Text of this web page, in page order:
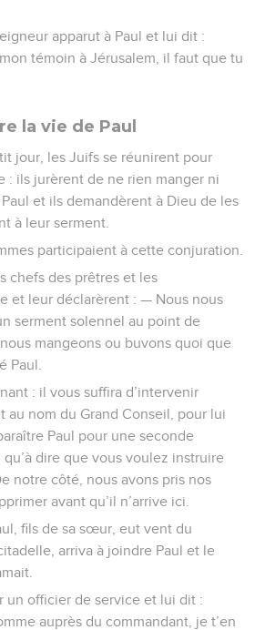
apparut à Paul et lui dit :
témoin à Jérusalem, il faut que tu
la vie de Paul
jour, les Juifs se réunirent pour
: ils jurèrent de ne rien manger ni
et ils demandèrent à Dieu de les
à leur serment.
participaient à cette conjuration.
chefs des prêtres et les
et leur déclarèrent : — Nous nous
serment solennel au point de
mangeons ou buvons quoi que
Paul.
: il vous suffira d’intervenir
au nom du Grand Conseil, pour lui
Paul pour une seconde
qu’à dire que vous voulez instruire
notre côté, nous avons pris nos
avant qu’il n’arrive ici.
fils de sa sœur, eut vent du
arriva à joindre Paul et le
un officier de service et lui dit :
auprès du commandant, je t’en